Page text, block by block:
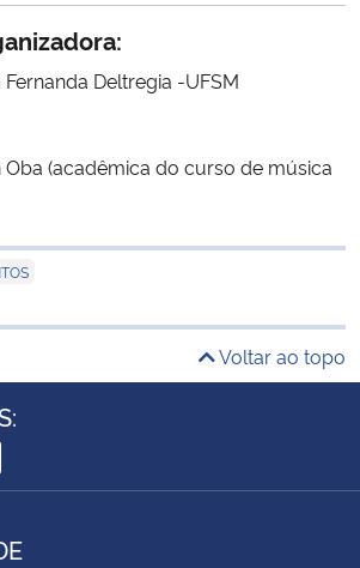
Deltregia -UFSM
Oba (acadêmica do curso de música
Voltar ao topo